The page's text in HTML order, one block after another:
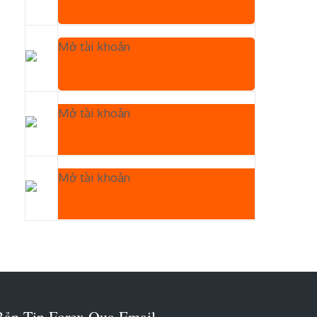
Mở tài khoản
Mở tài khoản
Mở tài khoản